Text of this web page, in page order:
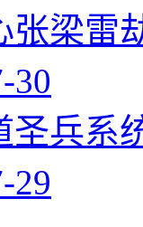
张梁雷
30
圣兵系
29